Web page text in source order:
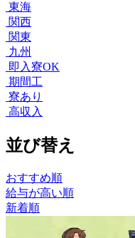
東海
関西
関東
九州
即入寮OK
期間工
寮あり
高収入
並び替え
おすすめ順
給与が高い順
新着順